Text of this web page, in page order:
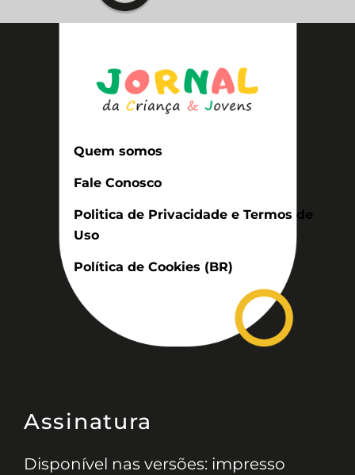
Quem somos
Fale Conosco
Politica de Privacidade e Termos de
Uso
Política de Cookies (BR)
Assinatura
Disponível nas versões: impresso